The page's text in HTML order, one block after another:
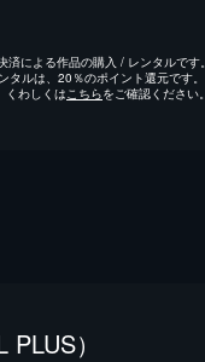
による作品の購入 / レンタルです。
ルは、20％のポイント還元です。
くわしくは こちらをご確認ください。
）